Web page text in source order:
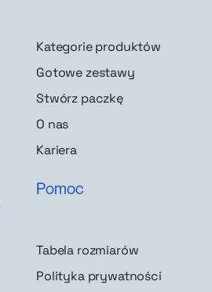
Kategorie produktów
Gotowe zestawy
Stwórz paczkę
O nas
Kariera
Pomoc
Tabela rozmiarów
Polityka prywatności